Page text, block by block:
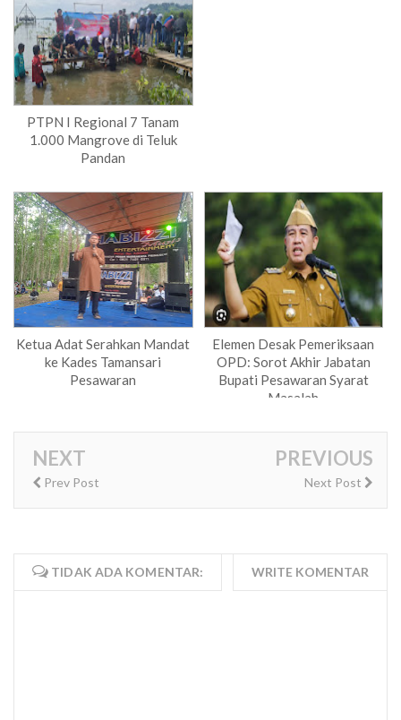
PTPN I Regional 7 Tanam
1.000 Mangrove di Teluk
Pandan
Ketua Adat Serahkan Mandat
ke Kades Tamansari
Pesawaran
Elemen Desak Pemeriksaan
OPD: Sorot Akhir Jabatan
Bupati Pesawaran Syarat
Masalah
NEXT
Prev Post
PREVIOUS
Next Post
TIDAK ADA KOMENTAR: WRITE KOMENTAR